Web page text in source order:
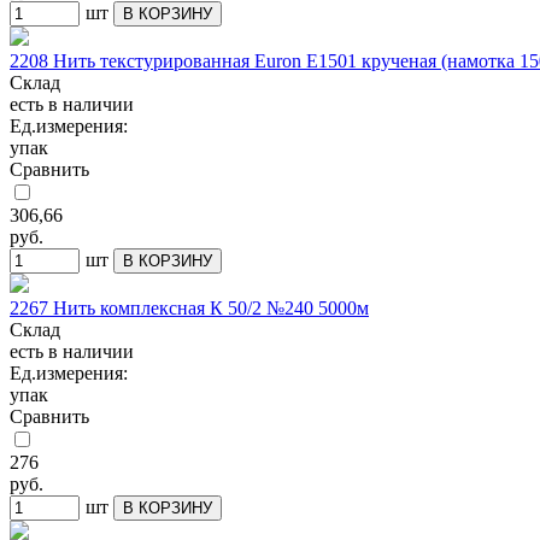
шт
В КОРЗИНУ
2208 Нить текстурированная Euron Е1501 крученая (намотка
Склад
есть в наличии
Ед.измерения:
упак
Сравнить
306,66
руб.
шт
В КОРЗИНУ
2267 Нить комплексная К 50/2 №240 5000м
Склад
есть в наличии
Ед.измерения:
упак
Сравнить
276
руб.
шт
В КОРЗИНУ